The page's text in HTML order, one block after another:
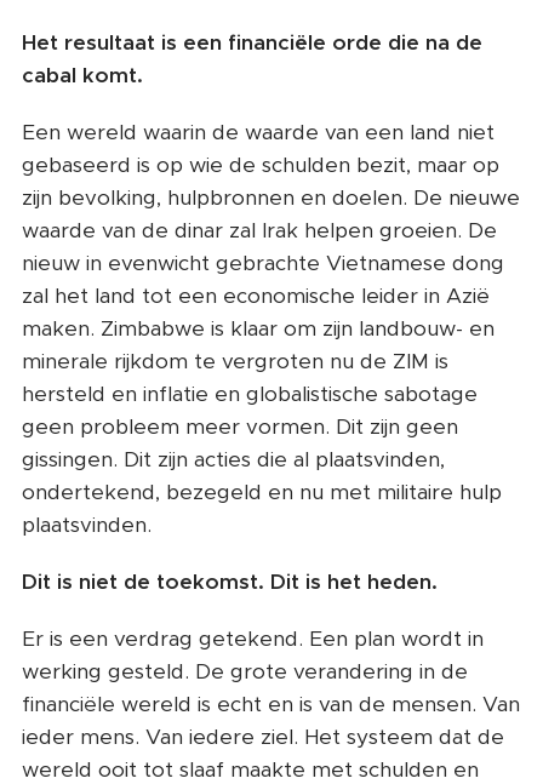
Het resultaat is een financiële orde die na de
cabal komt.
Een wereld waarin de waarde van een land niet
gebaseerd is op wie de schulden bezit, maar op
zijn bevolking, hulpbronnen en doelen. De nieuwe
waarde van de dinar zal Irak helpen groeien. De
nieuw in evenwicht gebrachte Vietnamese dong
zal het land tot een economische leider in Azië
maken. Zimbabwe is klaar om zijn landbouw- en
minerale rijkdom te vergroten nu de ZIM is
hersteld en inflatie en globalistische sabotage
geen probleem meer vormen. Dit zijn geen
gissingen. Dit zijn acties die al plaatsvinden,
ondertekend, bezegeld en nu met militaire hulp
plaatsvinden.
Dit is niet de toekomst. Dit is het heden.
Er is een verdrag getekend. Een plan wordt in
werking gesteld. De grote verandering in de
financiële wereld is echt en is van de mensen. Van
ieder mens. Van iedere ziel. Het systeem dat de
wereld ooit tot slaaf maakte met schulden en